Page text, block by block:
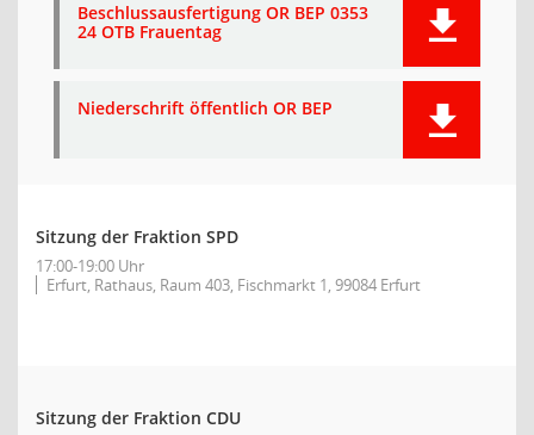
Beschlussausfertigung OR BEP 0353
24 OTB Frauentag
Niederschrift öffentlich OR BEP
Sitzung der Fraktion SPD
17:00-19:00 Uhr
Erfurt, Rathaus, Raum 403, Fischmarkt 1, 99084 Erfurt
Sitzung der Fraktion CDU